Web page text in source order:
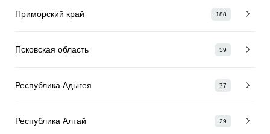
Приморский край 188
Псковская область 59
Республика Адыгея 77
Республика Алтай 29